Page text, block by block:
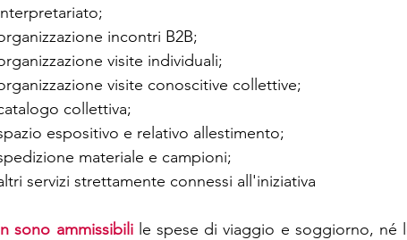
incontri B2B;
visite individuali;
visite conoscitive collettive;
collettiva;
espositivo e relativo allestimento;
materiale e campioni;
servizi strettamente connessi all'iniziativa
sono ammissibili le spese di viaggio e soggiorno, né